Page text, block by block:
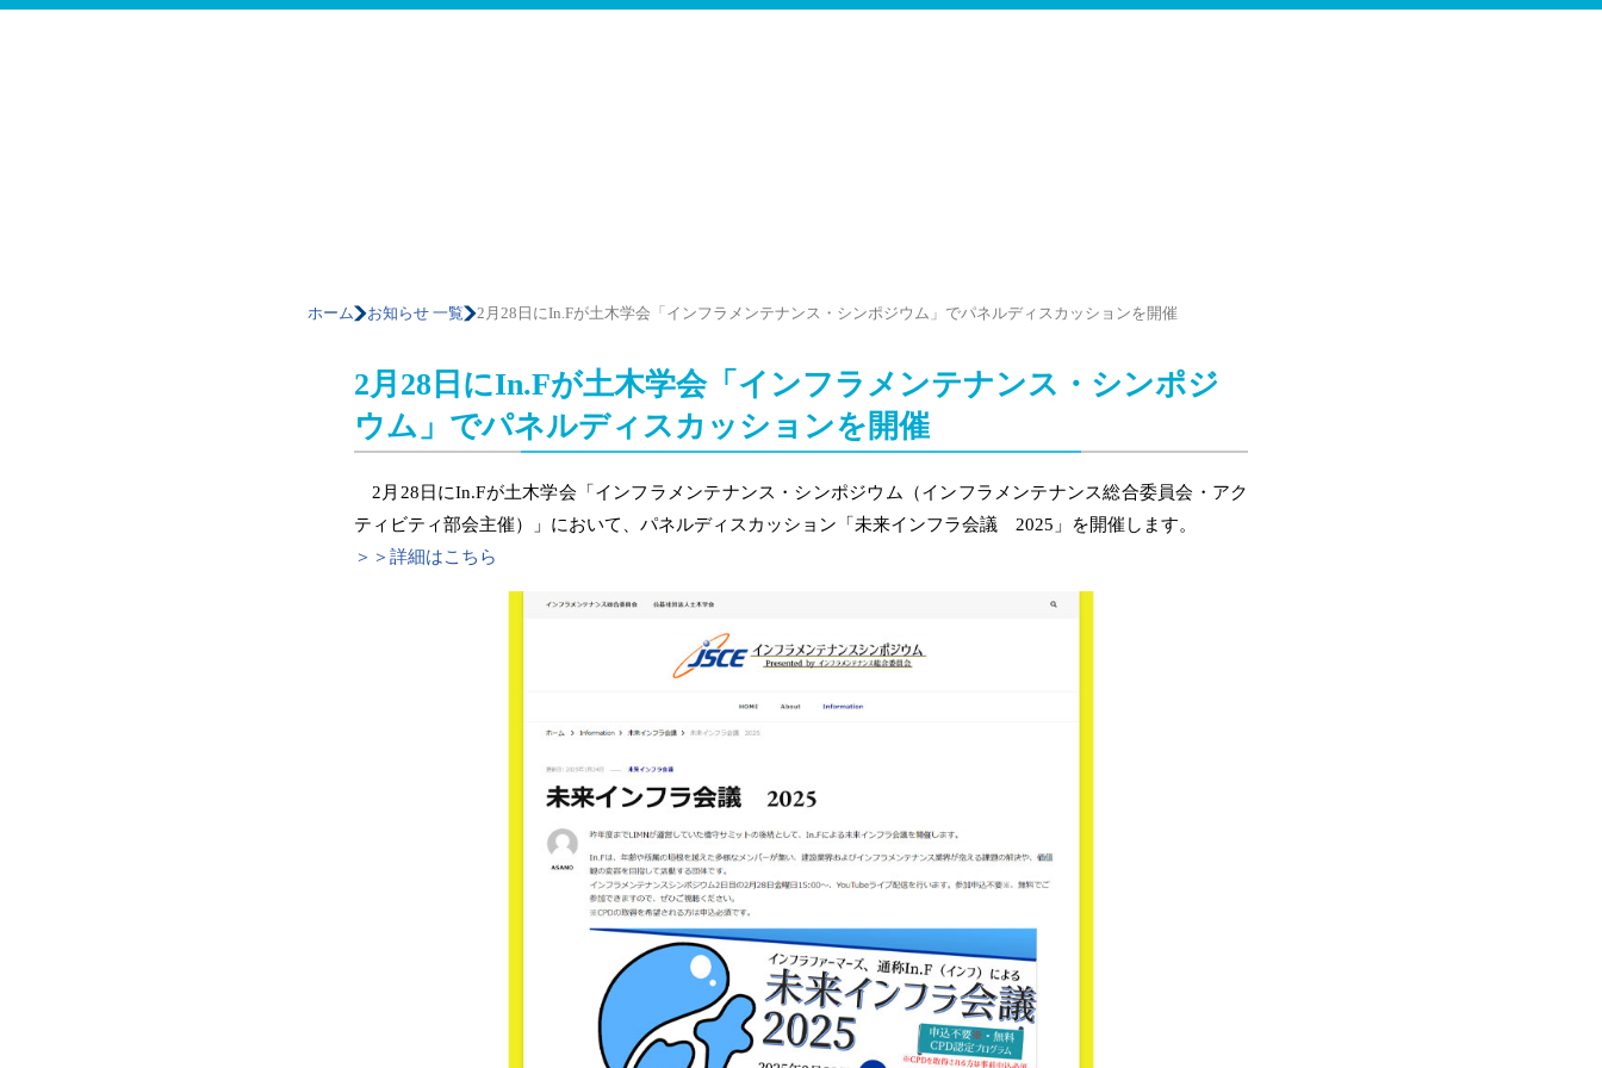
ホーム お知らせ 一覧 2月28日にIn.Fが土木学会「インフラメンテナンス・シンポジウム」でパネルディスカッションを開催
2月28日にIn.Fが土木学会「インフラメンテナンス・シンポジ
ウム」でパネルディスカッションを開催
2月28日にIn.Fが土木学会「インフラメンテナンス・シンポジウム（インフラメンテナンス総合委員会・アク
ティビティ部会主催）」において、パネルディスカッション「未来インフラ会議 2025」を開催します。
＞＞詳細はこちら